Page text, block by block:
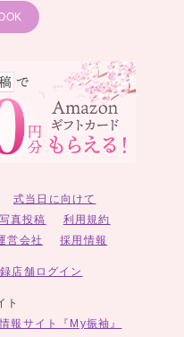
式当日に向けて
真投稿
利用規約
営会社 採用情報
店舗ログイン
ト
報サイト『My振袖』